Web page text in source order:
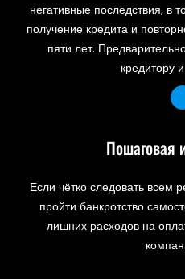
негативные последствия, в
получение кредита и
пяти лет.
кредитору
Пошаговая
Если чётко следовать всем
пройти банкротство
лишних расходов на